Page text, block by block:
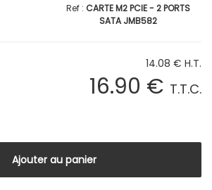
CARTE M2 PCIE - 2 PORTS
SATA JMB582
14.08 € H.T.
16.90 € T.T.C.